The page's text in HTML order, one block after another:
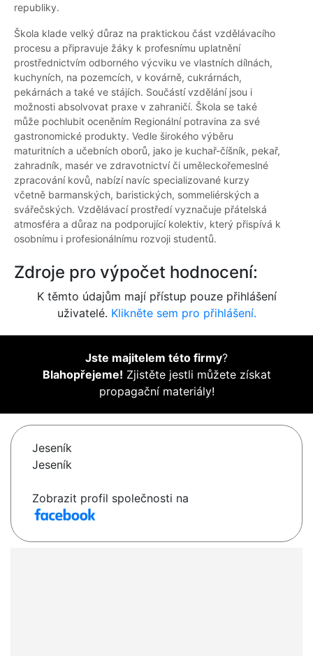
republiky.
Škola klade velký důraz na praktickou část vzdělávacího
procesu a připravuje žáky k profesnímu uplatnění
prostřednictvím odborného výcviku ve vlastních dílnách,
kuchyních, na pozemcích, v kovárně, cukrárnách,
pekárnách a také ve stájích. Součástí vzdělání jsou i
možnosti absolvovat praxe v zahraničí. Škola se také
může pochlubit oceněním Regionální potravina za své
gastronomické produkty. Vedle širokého výběru
maturitních a učebních oborů, jako je kuchař-číšník, pekař,
zahradník, masér ve zdravotnictví či uměleckořemeslné
zpracování kovů, nabízí navíc specializované kurzy
včetně barmanských, baristických, sommeliérských a
svářečských. Vzdělávací prostředí vyznačuje přátelská
atmosféra a důraz na podporující kolektiv, který přispívá k
osobnímu i profesionálnímu rozvoji studentů.
Zdroje pro výpočet hodnocení:
K těmto údajům mají přístup pouze přihlášení
uživatelé. Klikněte sem pro přihlášení.
Jste majitelem této firmy?
Blahopřejeme! Zjistěte jestli můžete získat
propagační materiály!
Jeseník
Jeseník
Zobrazit profil společnosti na